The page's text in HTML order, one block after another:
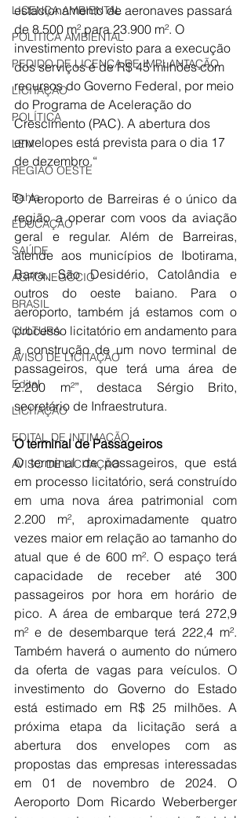
LICENÇA AMBIENTAL
POLÍTICA AMBIENTAL
PEDIDO DE LICENÇA DE IMPLANTAÇÃO
LICITAÇÃO
POLÍTICA
LEM
REGIÃO OESTE
Bahia
EDUCAÇÃO
SAÚDE
AGRONEGÓCIO
BRASIL
CULTURA
AVISO DE LICITAÇÃO
Edital
LICITAÇÃO
EDITAL DE INTIMAÇÃO
AVISO DE LICITAÇÃO
estacionamento de aeronaves passará
de 8.500 m² para 23.900 m². O
investimento previsto para a execução
dos serviços é de R$ 45 milhões com
recursos do Governo Federal, por meio
do Programa de Aceleração do
Crescimento (PAC). A abertura dos
envelopes está prevista para o dia 17
de dezembro.“
O Aeroporto de Barreiras é o único da
região a operar com voos da aviação
geral e regular. Além de Barreiras,
atende aos municípios de Ibotirama,
Barra, São Desidério, Catolândia e
outros do oeste baiano. Para o
aeroporto, também já estamos com o
processo licitatório em andamento para
a construção de um novo terminal de
passageiros, que terá uma área de
2.200 m²”, destaca Sérgio Brito,
secretário de Infraestrutura.
O terminal de Passageiros
O terminal de passageiros, que está
em processo licitatório, será construído
em uma nova área patrimonial com
2.200 m², aproximadamente quatro
vezes maior em relação ao tamanho do
atual que é de 600 m². O espaço terá
capacidade de receber até 300
passageiros por hora em horário de
pico. A área de embarque terá 272,9
m² e de desembarque terá 222,4 m².
Também haverá o aumento do número
da oferta de vagas para veículos. O
investimento do Governo do Estado
está estimado em R$ 25 milhões. A
próxima etapa da licitação será a
abertura dos envelopes com as
propostas das empresas interessadas
em 01 de novembro de 2024. O
Aeroporto Dom Ricardo Weberberger